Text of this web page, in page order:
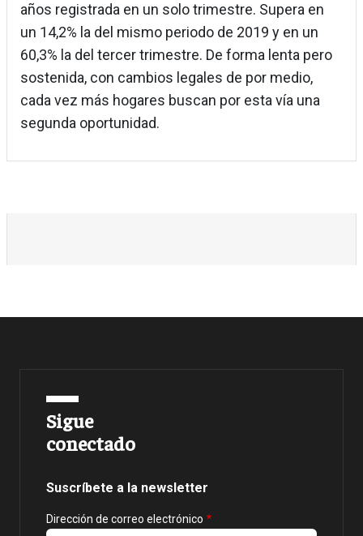
años registrada en un solo trimestre. Supera en
un 14,2% la del mismo periodo de 2019 y en un
60,3% la del tercer trimestre. De forma lenta pero
sostenida, con cambios legales de por medio,
cada vez más hogares buscan por esta vía una
segunda oportunidad.
Sigue
conectado
Suscríbete a la newsletter
Dirección de correo electrónico